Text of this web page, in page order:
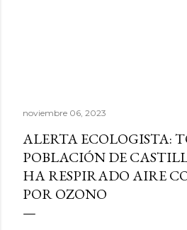
noviembre 06, 2023
ALERTA ECOLOGISTA:
POBLACIÓN DE
HA RESPIRADO AIRE
POR OZONO